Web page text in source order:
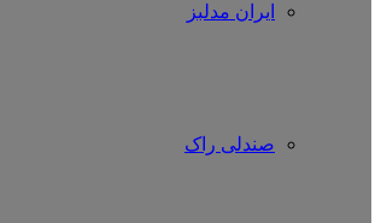
ایران مدلبز
صندلی راک